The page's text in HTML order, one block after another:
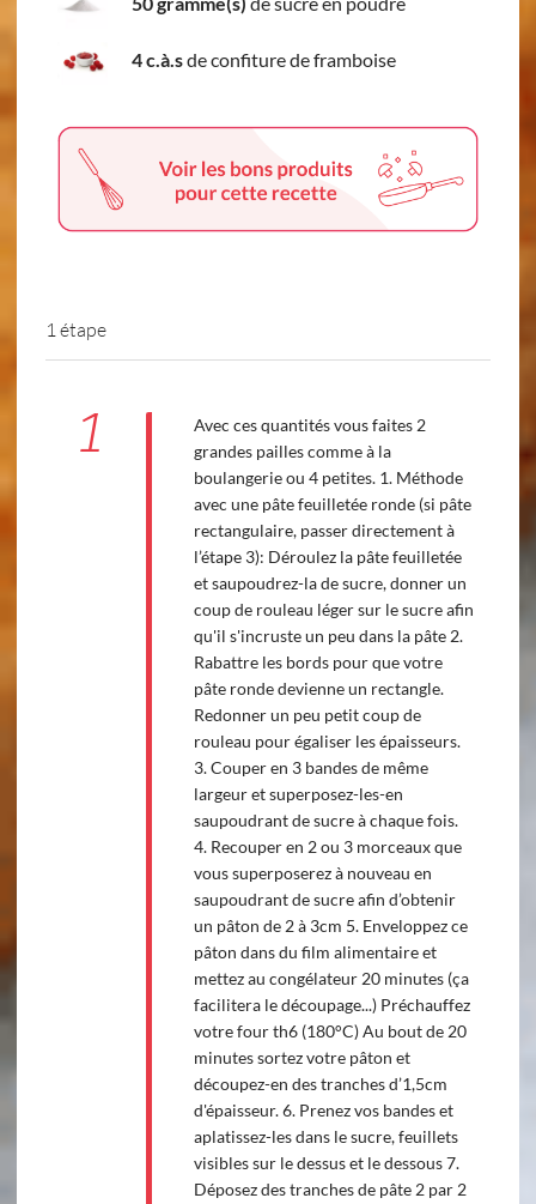
4 c.à.sde confiture de framboise
1 étape
1
Avec ces quantités vous faites 2
grandes pailles comme à la
boulangerie ou 4 petites. 1. Méthode
avec une pâte feuilletée ronde (si pâte
rectangulaire, passer directement à
l’étape 3): Déroulez la pâte feuilletée
et saupoudrez-la de sucre, donner un
coup de rouleau léger sur le sucre afin
qu'il s'incruste un peu dans la pâte 2.
Rabattre les bords pour que votre
pâte ronde devienne un rectangle.
Redonner un peu petit coup de
rouleau pour égaliser les épaisseurs.
3. Couper en 3 bandes de même
largeur et superposez-les-en
saupoudrant de sucre à chaque fois.
4. Recouper en 2 ou 3 morceaux que
vous superposerez à nouveau en
saupoudrant de sucre afin d’obtenir
un pâton de 2 à 3cm 5. Enveloppez ce
pâton dans du film alimentaire et
mettez au congélateur 20 minutes (ça
facilitera le découpage...) Préchauffez
votre four th6 (180°C) Au bout de 20
minutes sortez votre pâton et
découpez-en des tranches d’1,5cm
d'épaisseur. 6. Prenez vos bandes et
aplatissez-les dans le sucre, feuillets
visibles sur le dessus et le dessous 7.
Déposez des tranches de pâte 2 par 2